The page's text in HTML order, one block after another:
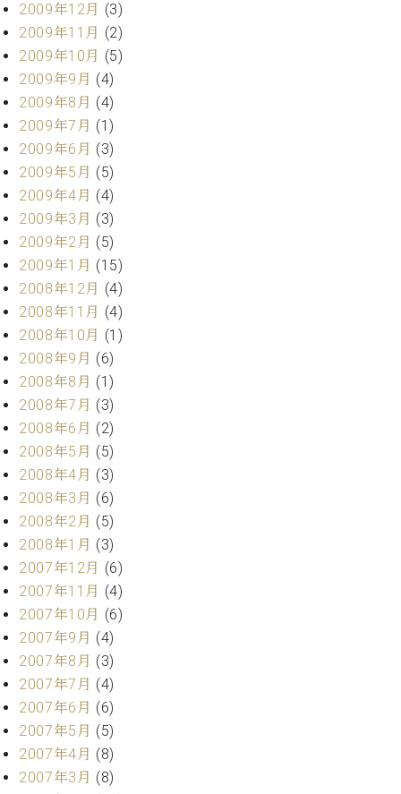
2009年12月 (3)
2009年11月 (2)
2009年10月 (5)
2009年9月 (4)
2009年8月 (4)
2009年7月 (1)
2009年6月 (3)
2009年5月 (5)
2009年4月 (4)
2009年3月 (3)
2009年2月 (5)
2009年1月 (15)
2008年12月 (4)
2008年11月 (4)
2008年10月 (1)
2008年9月 (6)
2008年8月 (1)
2008年7月 (3)
2008年6月 (2)
2008年5月 (5)
2008年4月 (3)
2008年3月 (6)
2008年2月 (5)
2008年1月 (3)
2007年12月 (6)
2007年11月 (4)
2007年10月 (6)
2007年9月 (4)
2007年8月 (3)
2007年7月 (4)
2007年6月 (6)
2007年5月 (5)
2007年4月 (8)
2007年3月 (8)